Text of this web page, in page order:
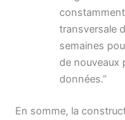
transversale
semaines
de nouveaux
données.”
En somme, la